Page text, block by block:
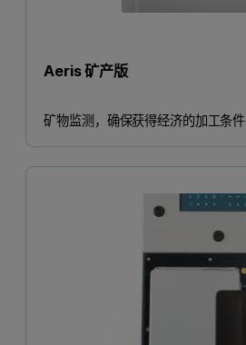
Aeris 矿产版
矿物监测，确保获得经济的加工条件